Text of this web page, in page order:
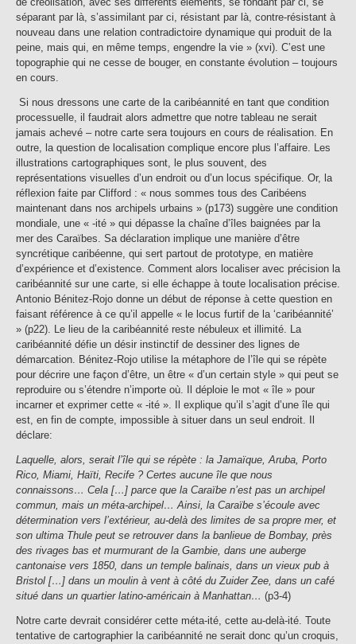
séparant par là, s’assimilant par ci, résistant par là, contre-résistant à
nouveau dans une relation contradictoire dynamique qui produit de la
peine, mais qui, en même temps, engendre la vie » (xvi). C’est une
topographie qui ne cesse de bouger, en constante évolution – toujours
en cours.
Si nous dressons une carte de la caribéannité en tant que condition
processuelle, il faudrait alors admettre que notre tableau ne serait
jamais achevé – notre carte sera toujours en cours de réalisation. En
outre, la question de localisation complique encore plus l’affaire. Les
illustrations cartographiques sont, le plus souvent, des
représentations visuelles d’un endroit ou d’un locus spécifique. Or, la
réflexion faite par Clifford : « nous sommes tous des Caribéens
maintenant dans nos archipels urbains » (p173) suggère une condition
mondiale, une « -ité » qui dépasse la chaîne d’îles baignées par la
mer des Caraïbes. Sa déclaration implique une manière d’être
syncrétique caribéenne, qui sert partout de prototype, en matière
d’expérience et d’existence. Comment alors localiser avec précision la
caribéannité sur une carte, si elle échappe à toute localisation précise.
Antonio Bénitez-Rojo donne un début de réponse à cette question en
faisant référence à ce qu’il appelle « le locus furtif de la ‘caribéannité’
» (p22). Le lieu de la caribéannité reste nébuleux et illimité. La
caribéannité défie un désir instinctif de dessiner des lignes de
démarcation. Bénitez-Rojo utilise la métaphore de l’île qui se répète
pour décrire une façon d’être, un être « d’un certain style » qui peut se
reproduire ou s’étendre n’importe où. Il déploie le mot « île » pour
incarner et exprimer cette « -ité ». Il explique qu’il s’agit d’une île qui
est, en fin de compte, impossible à situer dans un seul endroit. Il
déclare:
Laquelle, alors, serait l’île qui se répète : la Jamaïque, Aruba, Porto
Rico, Miami, Haïti, Recife ? Certes aucune île que nous
connaissons… Cela […] parce que la Caraïbe n’est pas un archipel
commun, mais un méta-archipel… Ainsi, la Caraïbe s’écoule avec
détermination vers l’extérieur, au-delà des limites de sa propre mer, et
son ultima Thule peut se retrouver dans la banlieue de Bombay, près
des rivages bas et murmurant de la Gambie, dans une auberge
cantonaise vers 1850, dans un temple balinais, dans un vieux pub à
Bristol […] dans un moulin à vent à côté du Zuider Zee, dans un café
situé dans un quartier latino-américain à Manhattan… (p3-4)
Notre carte devrait considérer cette méta-ité, cette au-delà-ité. Toute
tentative de cartographier la caribéannité ne serait donc qu’un croquis,